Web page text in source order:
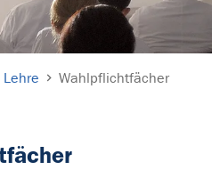
Lehre Wahlpflichtfächer